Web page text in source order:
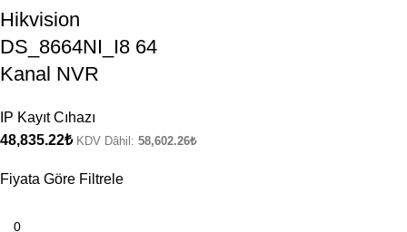
Fiyata Göre Filtrele
Hikvision
DS_8664NI_I8 64
Kanal NVR
IP Kayıt Cıhazı
48,835.22₺ KDV Dâhil: 58,602.26₺